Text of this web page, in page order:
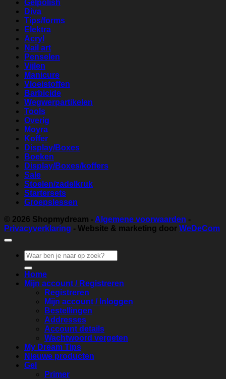
Gelpolish
Diva
Tips/forms
Elektra
Acryl
Nail art
Penselen
Vijlen
Manicure
Vloeistoffen
Barbicide
Wegwerpartikelen
Tools
Overig
Moyra
Koffer
Display/Boxes
Boeken
Display/Boxes/koffers
Sale
Stoelen/zadelkruk
Startersets
Groepslessen
© 2026 Shopmydream - Algemene voorwaarden -
Privacyverklaring - Website & marketing door WeDeCom
Zoeken
naar:
Home
Mijn account / Registreren
Registreren
Mijn account / Inloggen
Bestellingen
Addresses
Account details
Wachtwoord vergeten
My Dream Tips
Nieuwe producten
Gel
Primer